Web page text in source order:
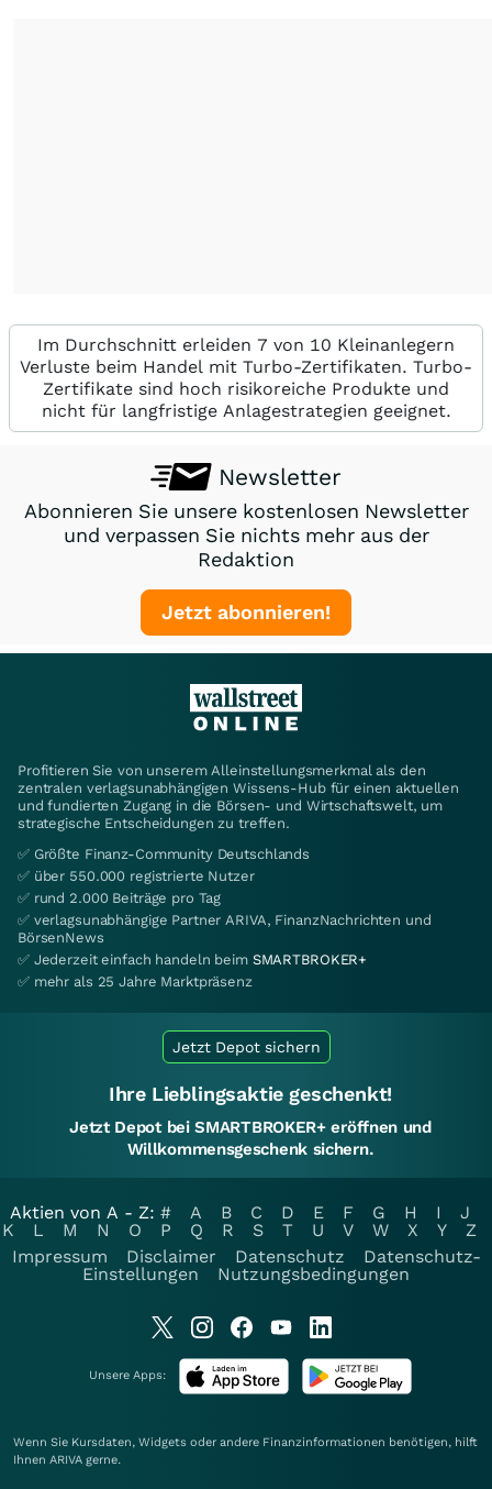
Im Durchschnitt erleiden 7 von 10 Kleinanlegern
Verluste beim Handel mit Turbo-Zertifikaten. Turbo-
Zertifikate sind hoch risikoreiche Produkte und
nicht für langfristige Anlagestrategien geeignet.
Newsletter
Abonnieren Sie unsere kostenlosen Newsletter
und verpassen Sie nichts mehr aus der
Redaktion
Jetzt abonnieren!
Profitieren Sie von unserem Alleinstellungsmerkmal als den
zentralen verlagsunabhängigen Wissens-Hub für einen aktuellen
und fundierten Zugang in die Börsen- und Wirtschaftswelt, um
strategische Entscheidungen zu treffen.
✅ Größte Finanz-Community Deutschlands
✅ über 550.000 registrierte Nutzer
✅ rund 2.000 Beiträge pro Tag
✅ verlagsunabhängige Partner ARIVA, FinanzNachrichten und
BörsenNews
✅ Jederzeit einfach handeln beim SMARTBROKER+
✅ mehr als 25 Jahre Marktpräsenz
Jetzt Depot sichern
Ihre Lieblingsaktie geschenkt!
Jetzt Depot bei SMARTBROKER+ eröffnen und
Willkommensgeschenk sichern.
Aktien von A - Z: # A B C D E F G H I
J
K
L M N O P Q R S T U V W X Y
Z
Impressum
Disclaimer Datenschutz
Datenschutz-
Einstellungen
Nutzungsbedingungen
Unsere Apps:
Wenn Sie Kursdaten, Widgets oder andere Finanzinformationen benötigen, hilft
Ihnen ARIVA gerne.